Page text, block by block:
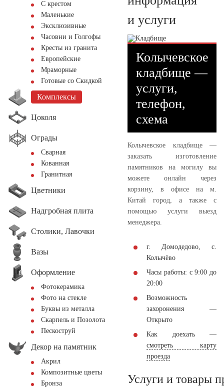
С крестом
Маленькие
Эксклюзивные
Часовни и Голгофы
Кресты из гранита
Европейские
Мраморные
Готовые со Скидкой
Комплексы
Цоколя
Ограды
Сварная
Кованная
Гранитная
Цветники
Надгробная плита
Столики, Лавочки
Вазы
Оформление
Фотокерамика
Фото на стекле
Буквы из металла
Скарпель и Позолота
Пескоструй
Декор на памятник
Акрил
Композитные цветы
Бронза
и услуги
Колычевское
кладбище —
услуги,
телефон,
схема
Колычевское кладбище —
заказать изготовление
памятников на могилу вы
можете онлайн через
корзину, в офисе на м.
Китай город, а также с
помощью услуги выезд
менеджера.
г. Домодедово, с.
Колычёво
Часы работы: с 9:00 до
20:00
Возможность
захоронения —
Открыто
Как доехать —
смотреть карту
проезда
Услуги и товары